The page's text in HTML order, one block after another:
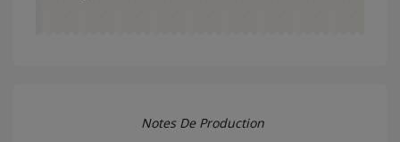
Notes De Production